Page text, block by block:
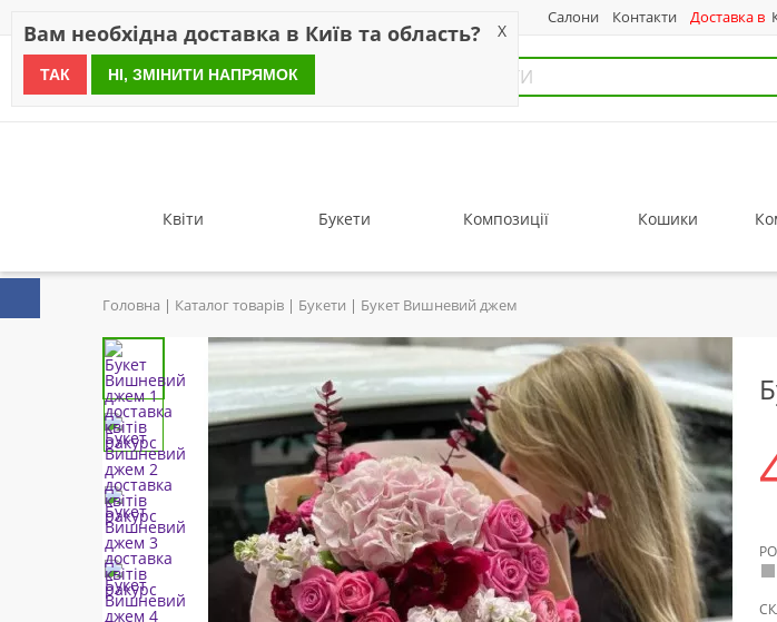
Салони Контакти Доставка в
since 1999
Квіти Букети Композиції Кошики
Головна Каталог товарів Букети Букет Вишневий джем
Вам необхідна доставка в Київ та область? X
ТАК НІ, ЗМІНИТИ НАПРЯМОК